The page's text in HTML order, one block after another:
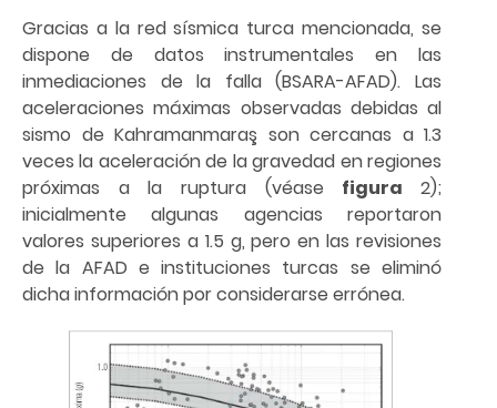
Gracias a la red sísmica turca mencionada, se
dispone de datos instrumentales en las
inmediaciones de la falla (BSARA-AFAD). Las
aceleraciones máximas observadas debidas al
sismo de Kahramanmaraş son cercanas a 1.3
veces la aceleración de la gravedad en regiones
próximas a la ruptura (véase figura2);
inicialmente algunas agencias reportaron
valores superiores a 1.5 g, pero en las revisiones
de la AFAD e instituciones turcas se eliminó
dicha información por considerarse errónea.